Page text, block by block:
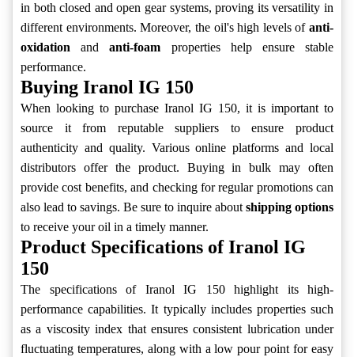
in both closed and open gear systems, proving its versatility in
different environments. Moreover, the oil's high levels of anti-
oxidation andanti-foam properties help ensure stable
performance.
Buying Iranol IG 150
When looking to purchase Iranol IG 150, it is important to
source it from reputable suppliers to ensure product
authenticity and quality. Various online platforms and local
distributors offer the product. Buying in bulk may often
provide cost benefits, and checking for regular promotions can
also lead to savings. Be sure to inquire about shipping options
to receive your oil in a timely manner.
Product Specifications of Iranol IG
150
The specifications of Iranol IG 150 highlight its high-
performance capabilities. It typically includes properties such
as a viscosity index that ensures consistent lubrication under
fluctuating temperatures, along with a low pour point for easy